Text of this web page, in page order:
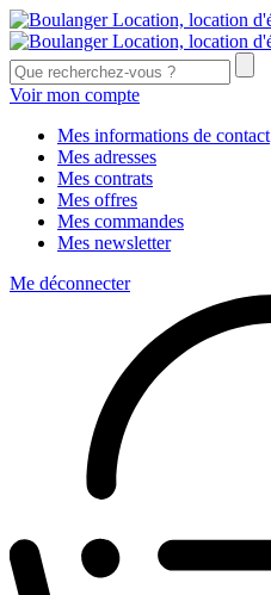
Voir mon compte
Mes informations de contact
Mes adresses
Mes contrats
Mes offres
Mes commandes
Mes newsletter
Me déconnecter